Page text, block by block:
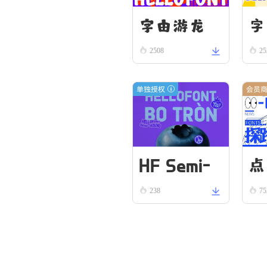
字由游龙
2508
单独授权
HF Semi-
Round VN
238
会员
5